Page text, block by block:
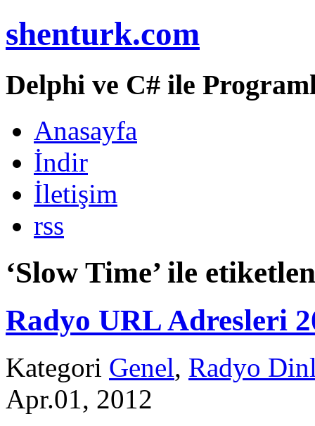
shenturk.com
Delphi ve C# ile
Anasayfa
İndir
İletişim
rss
‘Slow Time’ ile
Radyo URL Adresleri
Kategori Genel, Radyo
Apr.01, 2012